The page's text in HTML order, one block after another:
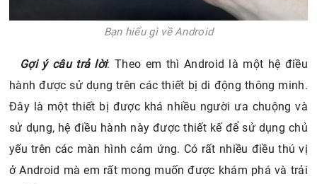
Bạn hiểu gì về Android
Gợi ý câu trả lời: Theo em thì Android là một hệ điều
hành được sử dụng trên các thiết bị di động thông minh.
Đây là một thiết bị được khá nhiều người ưa chuộng và
sử dụng, hệ điều hành này được thiết kế để sử dụng chủ
yếu trên các màn hình cảm ứng. Có rất nhiều điều thú vị
ở Android mà em rất mong muốn được khám phá và trải